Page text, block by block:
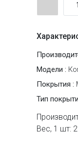
Модели :
Покрытия :
Тип
Вес, 1 шт: